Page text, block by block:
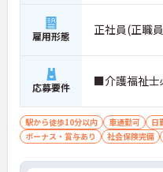
雇用形態 正社員(正職
応募要件 ■介護福祉士
駅から徒歩10分以内 車通勤可 日
ボーナス・賞与あり
社会保険完備